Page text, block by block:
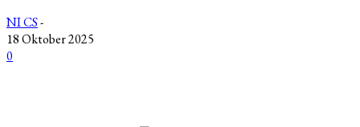
NI CS-
18 Oktober 2025
0